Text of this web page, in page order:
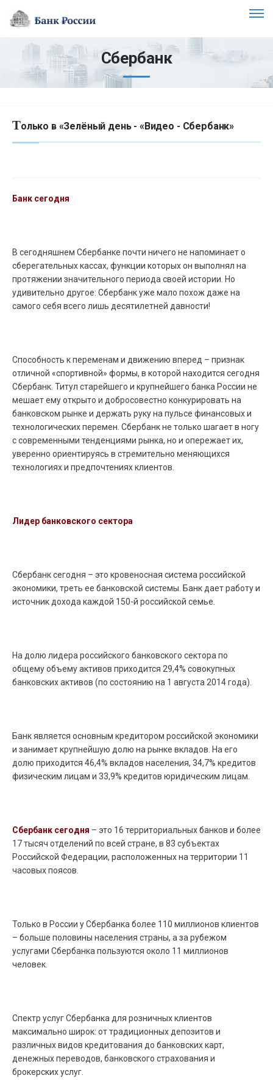
Сбербанк
Только в «Зелёный день - «Видео - Сбербанк»
Банк сегодня
В сегодняшнем Сбербанке почти ничего не напоминает о
сберегательных кассах, функции которых он выполнял на
протяжении значительного периода своей истории. Но
удивительно другое: Сбербанк уже мало похож даже на
самого себя всего лишь десятилетней давности!
Способность к переменам и движению вперед – признак
отличной «спортивной» формы, в которой находится сегодня
Сбербанк. Титул старейшего и крупнейшего банка России не
мешает ему открыто и добросовестно конкурировать на
банковском рынке и держать руку на пульсе финансовых и
технологических перемен. Сбербанк не только шагает в ногу
с современными тенденциями рынка, но и опережает их,
уверенно ориентируясь в стремительно меняющихся
технологиях и предпочтениях клиентов.
Лидер банковского сектора
Сбербанк сегодня – это кровеносная система российской
экономики, треть ее банковской системы. Банк дает работу и
источник дохода каждой 150-й российской семье.
На долю лидера российского банковского сектора по
общему объему активов приходится 29,4% совокупных
банковских активов (по состоянию на 1 августа 2014 года).
Банк является основным кредитором российской экономики
и занимает крупнейшую долю на рынке вкладов. На его
долю приходится 46,4% вкладов населения, 34,7% кредитов
физическим лицам и 33,9% кредитов юридическим лицам.
Сбербанк сегодня – это 16 территориальных банков и более
17 тысяч отделений по всей стране, в 83 субъектах
Российской Федерации, расположенных на территории 11
часовых поясов.
Только в России у Сбербанка более 110 миллионов клиентов
– больше половины населения страны, а за рубежом
услугами Сбербанка пользуются около 11 миллионов
человек.
Спектр услуг Сбербанка для розничных клиентов
максимально широк: от традиционных депозитов и
различных видов кредитования до банковских карт,
денежных переводов, банковского страхования и
брокерских услуг.